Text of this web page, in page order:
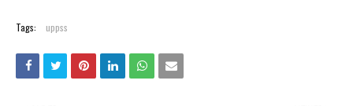
Tags: uppss